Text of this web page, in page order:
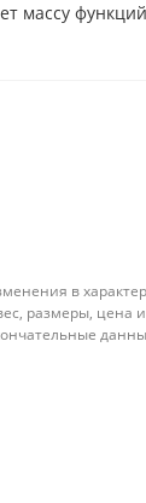
массу
в
размеры, цена